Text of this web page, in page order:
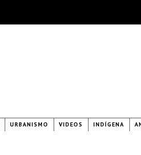
URBANISMO VIDEOS INDÍGENA